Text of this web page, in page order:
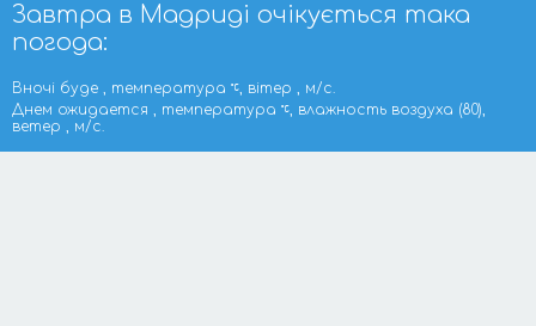
Завтра в Мадриді очікується така
погода:
Вночі буде , температура
, вітер , м/с.
Днем ожидается , температура
, влажность воздуха (80),
ветер , м/с.